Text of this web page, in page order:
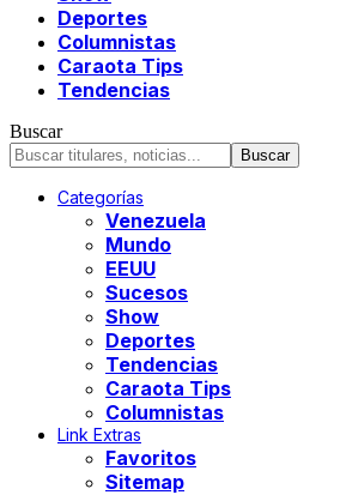
Deportes
Columnistas
Caraota Tips
Tendencias
Buscar
Categorías
Venezuela
Mundo
EEUU
Sucesos
Show
Deportes
Tendencias
Caraota Tips
Columnistas
Link Extras
Favoritos
Sitemap